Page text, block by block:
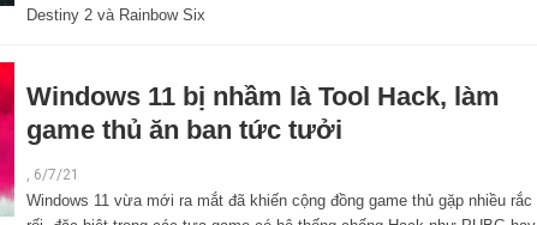
Destiny 2 và Rainbow Six
Windows 11 bị nhầm là Tool Hack, làm
game thủ ăn ban tức tưởi
, 6/7/21
Windows 11 vừa mới ra mắt đã khiến cộng đồng game thủ gặp nhiều rắc